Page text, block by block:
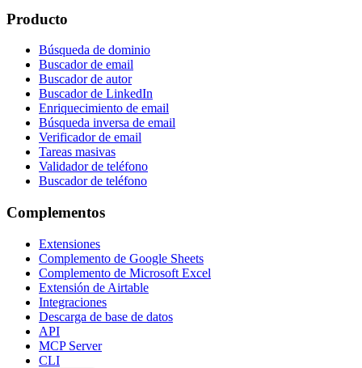
Producto
Búsqueda de dominio
Buscador de email
Buscador de autor
Buscador de LinkedIn
Enriquecimiento de email
Búsqueda inversa de email
Verificador de email
Tareas masivas
Validador de teléfono
Buscador de teléfono
Complementos
Extensiones
Complemento de Google Sheets
Complemento de Microsoft Excel
Extensión de Airtable
Integraciones
Descarga de base de datos
API
MCP Server
CLI